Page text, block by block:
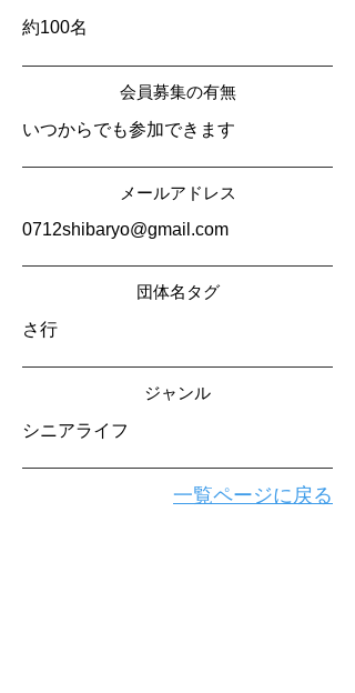
約100名
会員募集の有無
いつからでも参加できます
メールアドレス
0712shibaryo@gmail.com
​団体名タグ
さ行
​ジャンル
シニアライフ
一覧ページに戻る